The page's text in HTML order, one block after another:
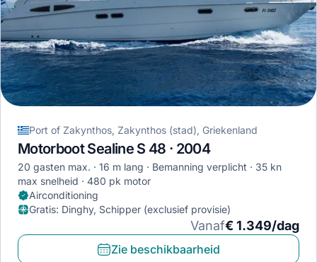
Port of Zakynthos, Zakynthos (stad), Griekenland
Motorboot Sealine S 48 · 2004
20 gasten max. 16 m lang Bemanning verplicht
35 kn
max snelheid
480 pk motor
Airconditioning
Gratis: Dinghy, Schipper (exclusief provisie)
Vanaf€ 1.349/dag
Zie beschikbaarheid